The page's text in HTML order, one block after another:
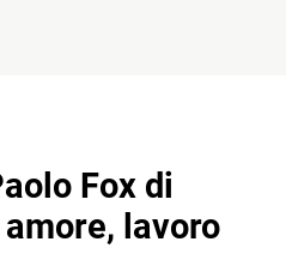
Fox di
lavoro